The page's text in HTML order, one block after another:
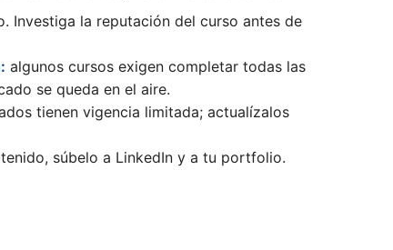
Investiga la reputación del curso antes de
algunos cursos exigen completar todas las
se queda en el aire.
tienen vigencia limitada; actualízalos
súbelo a LinkedIn y a tu portfolio.